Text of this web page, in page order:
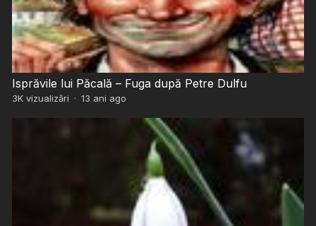
Isprăvile lui Păcală – Fuga după Petre Dulfu
3Kvizualizări · 13 ani ago